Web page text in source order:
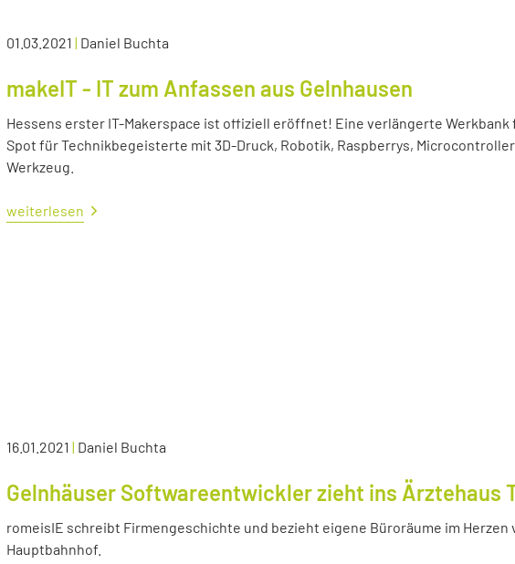
01.03.2021 | Daniel Buchta
makeIT - IT zum Anfassen aus Gelnhausen
Hessens erster IT-Makerspace ist offiziell eröffnet! Eine verlängerte
Spot für Technikbegeisterte mit 3D-Druck, Robotik, Raspberrys,
Werkzeug.
weiterlesen
16.01.2021 | Daniel Buchta
Gelnhäuser Softwareentwickler zieht ins Ärztehaus
romeisIE schreibt Firmengeschichte und bezieht eigene Büroräume im Herzen
Hauptbahnhof.